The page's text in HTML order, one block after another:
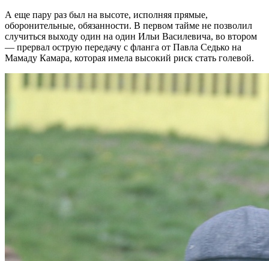
А еще пару раз был на высоте, исполняя прямые,
оборонительные, обязанности. В первом тайме не позволил
случиться выходу один на один Ильи Василевича, во втором
— прервал острую передачу с фланга от Павла Седько на
Мамаду Камара, которая имела высокий риск стать голевой.